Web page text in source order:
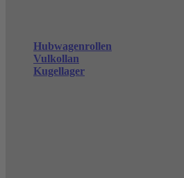
Hubwagenrollen
Vulkollan
Kugellager